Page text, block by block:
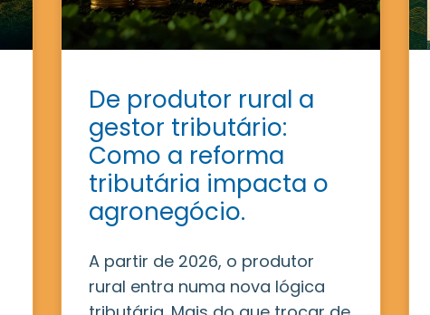
De produtor rural a
gestor tributário:
Como a reforma
tributária impacta o
agronegócio.
A partir de 2026, o produtor
rural entra numa nova lógica